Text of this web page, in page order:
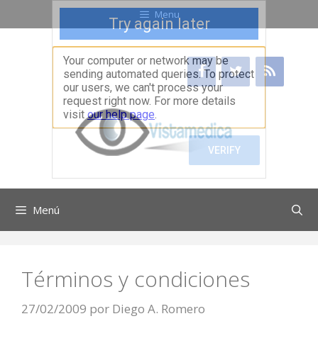
al
contenido
Menu
Menú
Términos y condiciones
27/02/2009 por Diego A. Romero